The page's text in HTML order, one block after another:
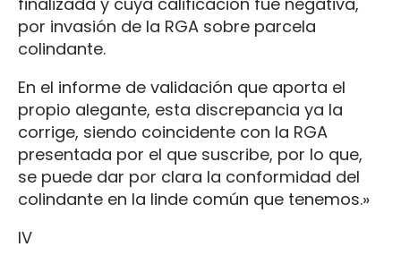
por invasión de la RGA sobre parcela
colindante.
En el informe de validación que aporta el
propio alegante, esta discrepancia ya la
corrige, siendo coincidente con la RGA
presentada por el que suscribe, por lo que,
se puede dar por clara la conformidad del
colindante en la linde común que tenemos.»
IV